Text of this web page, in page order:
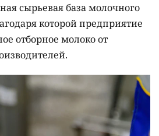
сырьевая база молочного
которой предприятие
отборное молоко от